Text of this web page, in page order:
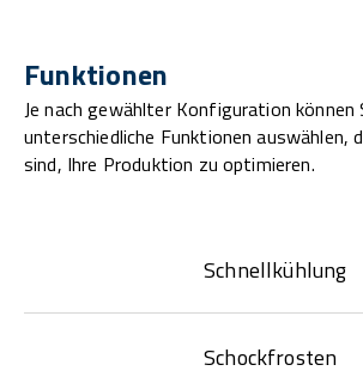
Funktionen
Je nach gewählter Konfiguration können
unterschiedliche Funktionen auswählen,
sind, Ihre Produktion zu optimieren.
Schnellkühlung
Schockfrosten